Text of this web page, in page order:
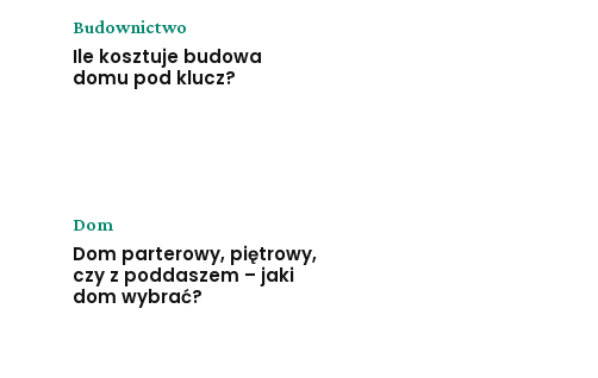
Budownictwo
Ile kosztuje budowa
domu pod klucz?
Dom
Dom parterowy, piętrowy,
czy z poddaszem – jaki
dom wybrać?